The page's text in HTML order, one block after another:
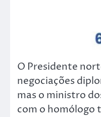
O Presidente
negociações
mas o ministro
com o homólogo